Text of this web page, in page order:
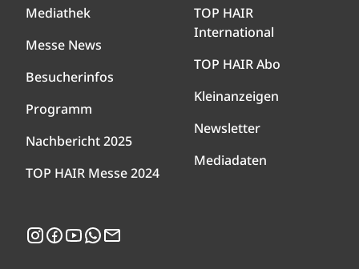
Mediathek
Messe News
Besucherinfos
Programm
Nachbericht 2025
TOP HAIR Messe 2024
TOP HAIR
International
TOP HAIR Abo
Kleinanzeigen
Newsletter
Mediadaten
Instagram
Facebook
YouTubeWhatsApp